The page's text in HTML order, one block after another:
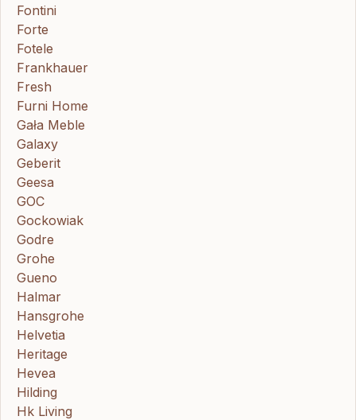
Fontini
Forte
Fotele
Frankhauer
Fresh
Furni Home
Gała Meble
Galaxy
Geberit
Geesa
GOC
Gockowiak
Godre
Grohe
Gueno
Halmar
Hansgrohe
Helvetia
Heritage
Hevea
Hilding
Hk Living